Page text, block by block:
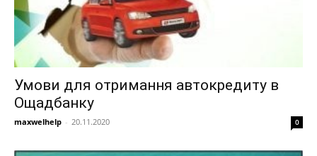
Умови для отримання автокредиту в
Ощадбанку
maxwelhelp - 20.11.2020 0